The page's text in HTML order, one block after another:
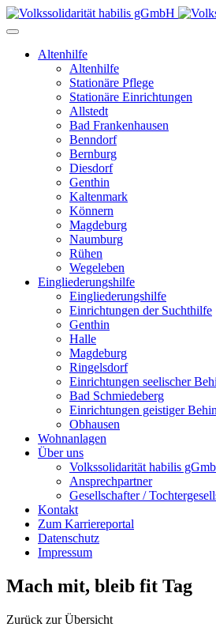
Altenhilfe
Altenhilfe
Stationäre Pflege
Stationäre Einrichtungen
Allstedt
Bad Frankenhausen
Benndorf
Bernburg
Diesdorf
Genthin
Kaltenmark
Könnern
Magdeburg
Naumburg
Rühen
Wegeleben
Eingliederungshilfe
Eingliederungshilfe
Einrichtungen der Suchthilfe
Genthin
Halle
Magdeburg
Ringelsdorf
Einrichtungen seelischer
Bad Schmiedeberg
Einrichtungen geistiger
Obhausen
Wohnanlagen
Über uns
Volkssolidarität habilis
Ansprechpartner
Gesellschafter /
Kontakt
Zum Karriereportal
Datenschutz
Impressum
Mach mit, bleib fit Tag
Zurück zur Übersicht